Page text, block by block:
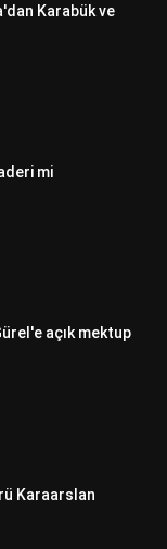
Karabük ve
mi
açık mektup
Karaarslan